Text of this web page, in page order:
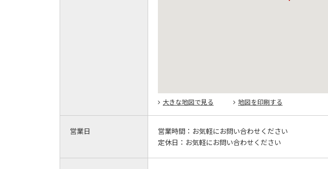
大きな地図で見る 地図を印刷する
営業日 営業時間： お気軽にお問い合わせください
定休日： お気軽にお問い合わせください